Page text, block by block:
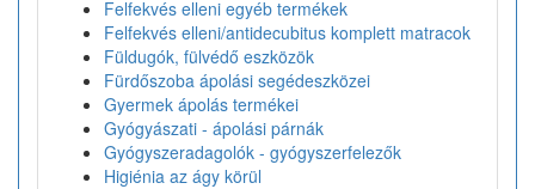
Felfekvés elleni egyéb termékek
Felfekvés elleni/antidecubitus komplett matracok
Füldugók, fülvédő eszközök
Fürdőszoba ápolási segédeszközei
Gyermek ápolás termékei
Gyógyászati - ápolási párnák
Gyógyszeradagolók - gyógyszerfelezők
Higiénia az ágy körül